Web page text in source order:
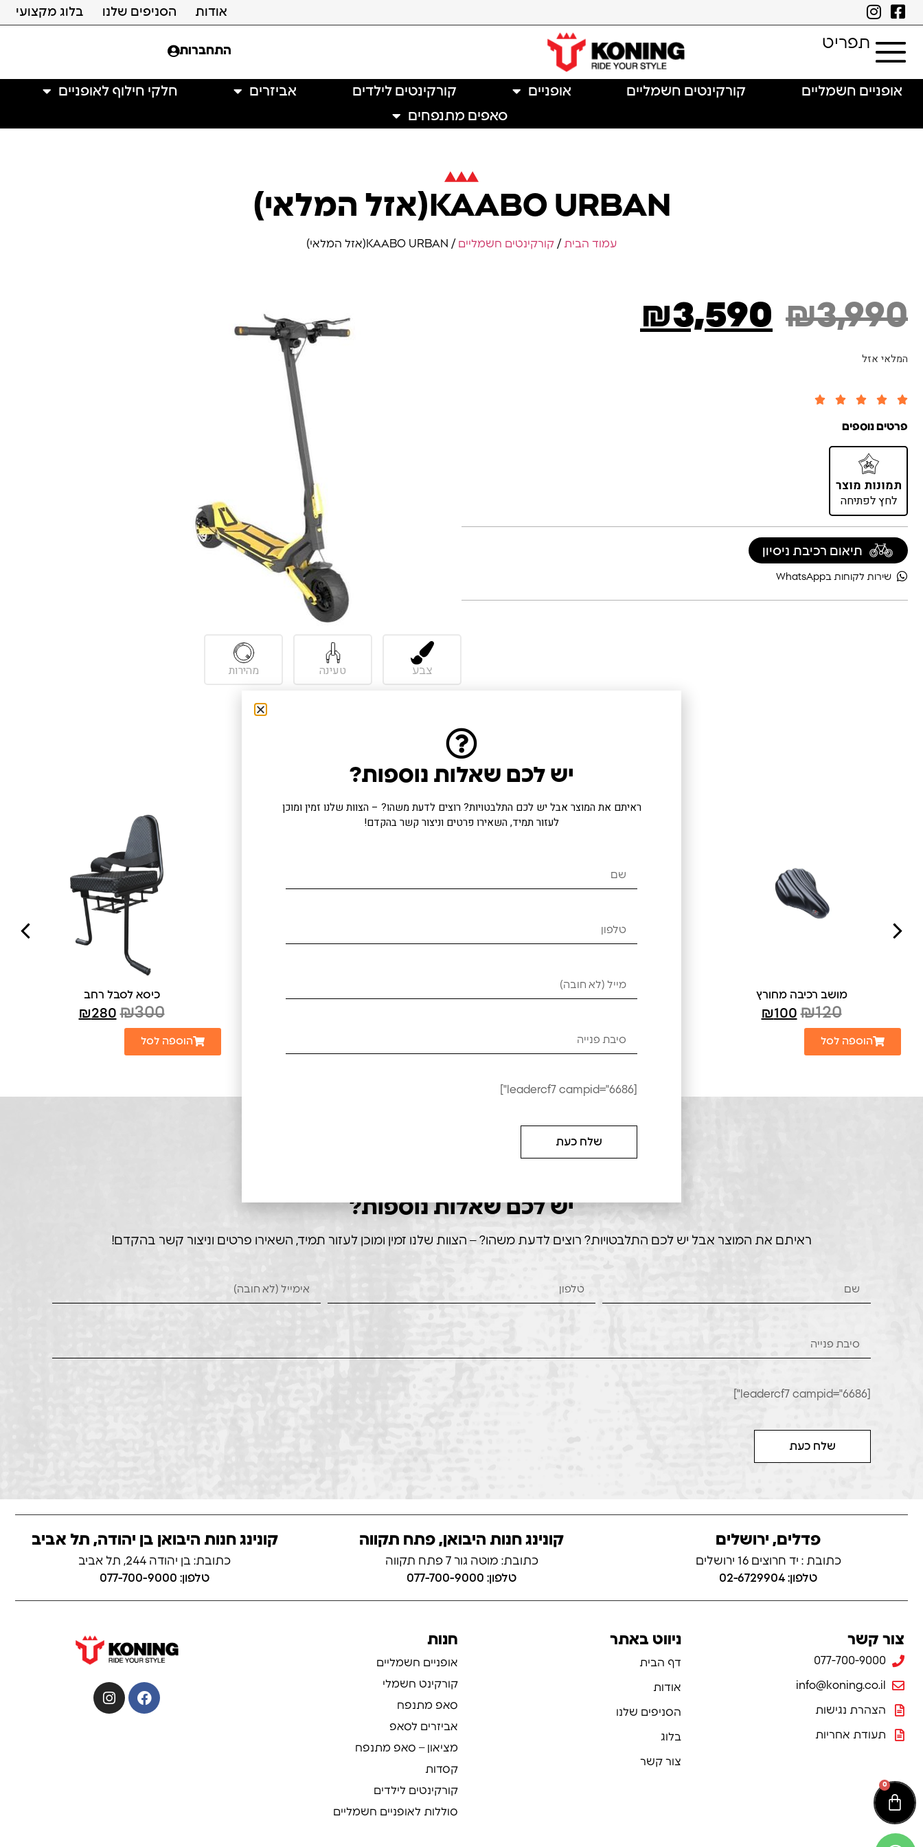
אודות הסניפים שלנו בלוג מקצועי
תפריט התחברות
אופניים חשמליים קורקינטים חשמליים אופניים קורקינטים לילדים אביזרים
חלקי חילוף לאופניים
סאפים מתנפחים
KAABO URBAN(אזל המלאי)
עמוד הבית / קורקינטים חשמליים / KAABO URBAN(אזל המלאי)
₪3,990
₪3,590
המלאי אזל





פרטים נוספים
תמונות מוצר
לחץ לפתיחה
תיאום רכיבת ניסיון
שירות לקוחות בWhatsApp
צבע טעינה מהירות
מוצרים מומלצים
מושב רכיבה מחורץ
₪120
₪100
הוספה לסל הוספה לסל
כיסא לסבל רחב
₪300
₪280
הוספה לסל
יש לכם שאלות נוספות?
ראיתם את המוצר אבל יש לכם התלבטויות? רוצים לדעת משהו? – הצוות שלנו זמין ומוכן לעזור תמיד, השאירו פרטים וניצור קשר בהקדם!
שלח כעת
0
פדלים, ירושלים
כתובת : יד חרוצים 16 ירושלים
טלפון: 02-6729904
קונינג חנות היבואן, פתח תקווה
כתובת: מוטה גור 7 פתח תקווה
טלפון: 077-700-9000
קונינג חנות היבואן בן יהודה, תל אביב
כתובת: בן יהודה 244, תל אביב
טלפון: 077-700-9000
צור קשר
077-700-9000
info@koning.co.il
הצהרת נגישות
תעודת אחריות
ניווט באתר
דף הבית
אודות
הסניפים שלנו
בלוג
צור קשר
חנות
אופניים חשמליים
קורקינט חשמלי
סאפ מתנפח
אביזרים לסאפ
מציאון – סאפ מתנפח
קסדות
קורקינטים לילדים
סוללות לאופניים חשמליים
יש לכם שאלות נוספות?
ראיתם את המוצר אבל יש לכם התלבטויות? רוצים לדעת משהו? – הצוות שלנו זמין ומוכן
לעזור תמיד, השאירו פרטים וניצור קשר בהקדם!
שלח כעת